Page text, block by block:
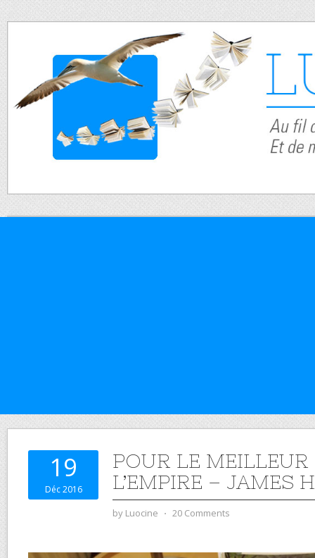
19
Déc 2016
POUR LE MEILLEUR
L’EMPIRE – JAMES
by Luocine ⋅ 20 Comments